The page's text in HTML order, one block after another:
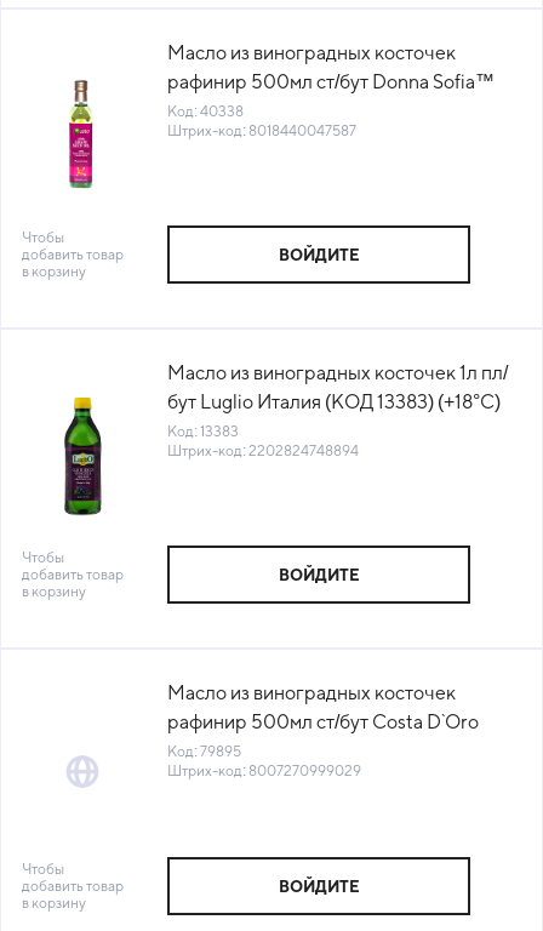
Масло из виноградных косточек
рафинир 500мл ст/бут Donna Sofia™
Италия (VV132) (КОД 40338) (+18°С)
Код: 40338
Штрих-код: 8018440047587
Чтобы
добавить товар
в корзину
ВОЙДИТЕ
Масло из виноградных косточек 1л пл/
бут Luglio Италия (КОД 13383) (+18°С)
Код: 13383
Штрих-код: 2202824748894
Чтобы
добавить товар
в корзину
ВОЙДИТЕ
Масло из виноградных косточек
рафинир 500мл ст/бут Costa D`Oro
Италия (КОД 79895) (+18°С)
Код: 79895
Штрих-код: 8007270999029
Чтобы
добавить товар
в корзину
ВОЙДИТЕ